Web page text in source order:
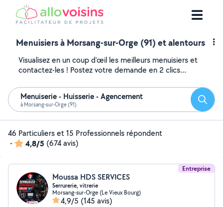
Menuisiers à Morsang-sur-Orge (91) et alentours
Visualisez en un coup d'œil les meilleurs menuisiers et
contactez-les ! Postez votre demande en 2 clics...
Menuiserie - Huisserie - Agencement
à Morsang-sur-Orge (91)
46 Particuliers et 15 Professionnels répondent
-
4,8/5 (674 avis)
Entreprise
Moussa HDS SERVICES
Serrurerie, vitrerie
Morsang-sur-Orge (Le Vieux Bourg)
4,9/5 (145 avis)